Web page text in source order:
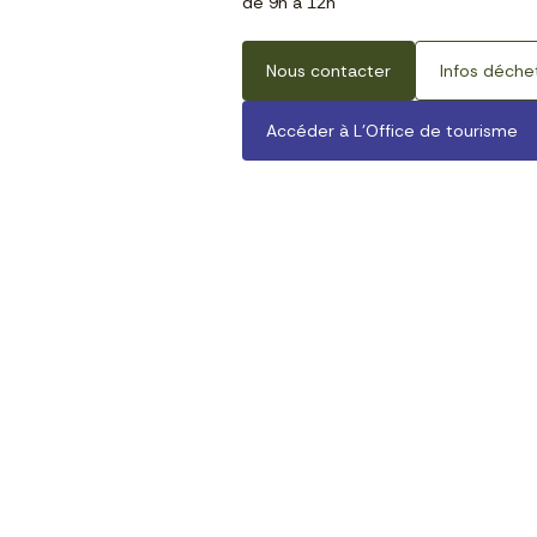
Nous contacter Infos
Accéder à L’Office de tourisme